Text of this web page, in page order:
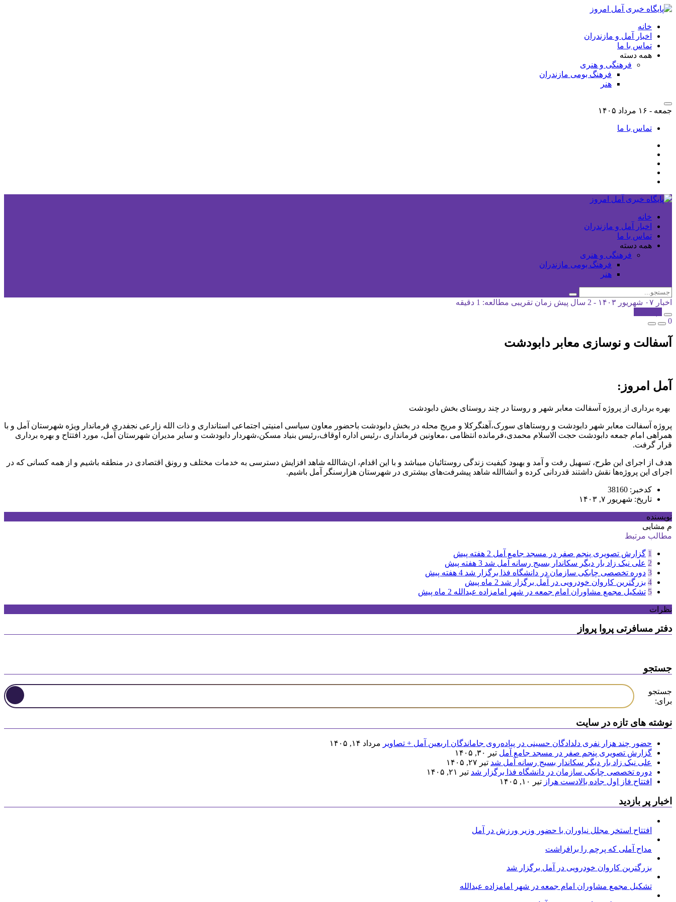
خانه
اخبار آمل و مازندران
تماس با ما
همه دسته
فرهنگی و هنری
فرهنگ بومی مازندران
هنر
جمعه - ۱۶ مرداد ۱۴۰۵
تماس با ما
خانه
اخبار آمل و مازندران
تماس با ما
همه دسته
فرهنگی و هنری
فرهنگ بومی مازندران
هنر
اخبار ۰۷ شهریور ۱۴۰۳ - 2 سال پیش
زمان تقریبی مطالعه: 1 دقیقه
0
آسفالت و نوسازی معابر دابودشت
آمل امروز:
بهره برداری از پروژه آسفالت معابر شهر و روستا در چند روستای بخش دابودشت
پروژه آسفالت معابر شهر دابودشت و روستاهای سورک،آهنگرکلا و مریج محله در بخش دابودشت باحضور معاون سیاسی امنیتی اجتماعی استانداری و ذات الله زارعی نجفدری فرماندار ویژه شهرستان آمل و با
همراهی امام جمعه دابودشت حجت الاسلام محمدی،فرمانده انتظامی ،معاونین فرمانداری ،رئیس اداره اوقاف،رئیس بنیاد مسکن،شهردار دابودشت و سایر مدیران شهرستان آمل، مورد افتتاح و بهره برداری
قرار گرفت.
هدف از اجرای این طرح، تسهیل رفت و آمد و بهبود کیفیت زندگی روستائیان میباشد و با این اقدام، ان‌شاالله شاهد افزایش دسترسی به خدمات مختلف و رونق اقتصادی در منطقه باشیم و از همه کسانی که در
اجرای این پروژه‌ها نقش داشتند قدردانی کرده و انشاالله شاهد پیشرفت‌های بیشتری در شهرستان هزارسنگر آمل باشیم.
کدخبر: 38160
تاریخ: شهریور ۷, ۱۴۰۳
نویسنده
م مشایی
مطالب مرتبط
1 گزارش تصویری پنجم صفر در مسجد جامع آمل 2 هفته پیش
2 علی نیک زاد بار دیگر سکاندار بسیج رسانه آمل شد 3 هفته پیش
3 دوره تخصصی چابکی سازمان در دانشگاه فذا برگزار شد 4 هفته پیش
4 بزرگترین کاروان خودرویی در آمل برگزار شد 2 ماه پیش
5 تشکیل مجمع مشاوران امام جمعه در شهر امامزاده عبدالله 2 ماه پیش
نظرات
دفتر مسافرتی پروا پرواز
جستجو
جستجو
برای:
نوشته های تازه در سایت
حضور چند هزار نفری دلدادگان حسینی در پیاده‌روی جاماندگان اربعین آمل + تصاویر مرداد ۱۴, ۱۴۰۵
گزارش تصویری پنجم صفر در مسجد جامع آمل تیر ۳۰, ۱۴۰۵
علی نیک زاد بار دیگر سکاندار بسیج رسانه آمل شد تیر ۲۷, ۱۴۰۵
دوره تخصصی چابکی سازمان در دانشگاه فذا برگزار شد تیر ۲۱, ۱۴۰۵
افتتاح فاز اول جاده بالادست هراز تیر ۱۰, ۱۴۰۵
اخبار پر بازدید
افتتاح استخر مجلل نیاوران با حضور وزیر ورزش در آمل
مداح آملی که پرچم را برافراشت
بزرگترین کاروان خودرویی در آمل برگزار شد
تشکیل مجمع مشاوران امام جمعه در شهر امامزاده عبدالله